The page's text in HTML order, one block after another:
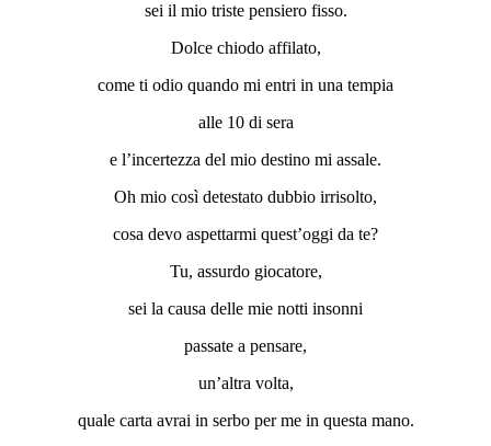
sei il mio triste pensiero fisso.
Dolce chiodo affilato,
come ti odio quando mi entri in una tempia
alle 10 di sera
e l’incertezza del mio destino mi assale.
Oh mio così detestato dubbio irrisolto,
cosa devo aspettarmi quest’oggi da te?
Tu, assurdo giocatore,
sei la causa delle mie notti insonni
passate a pensare,
un’altra volta,
quale carta avrai in serbo per me in questa mano.